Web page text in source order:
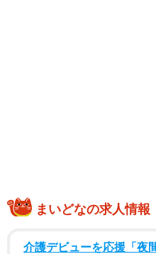
そう言われてみれば僕自身
ることはあまりないのだが
まいどなの求人情報
介護デビューを応援「夜